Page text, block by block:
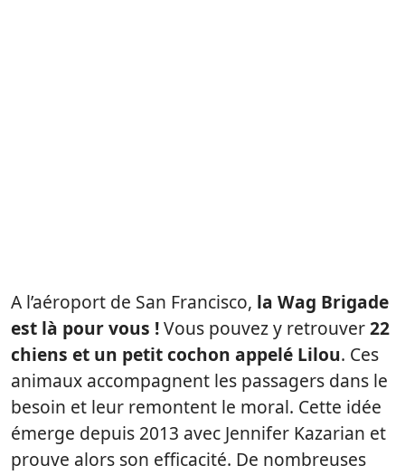
A l’aéroport de San Francisco, la Wag Brigade
est là pour vous !Vous pouvez y retrouver22
chiens et un petit cochon appelé Lilou. Ces
animaux accompagnent les passagers dans le
besoin et leur remontent le moral. Cette idée
émerge depuis 2013 avec Jennifer Kazarian et
prouve alors son efficacité. De nombreuses